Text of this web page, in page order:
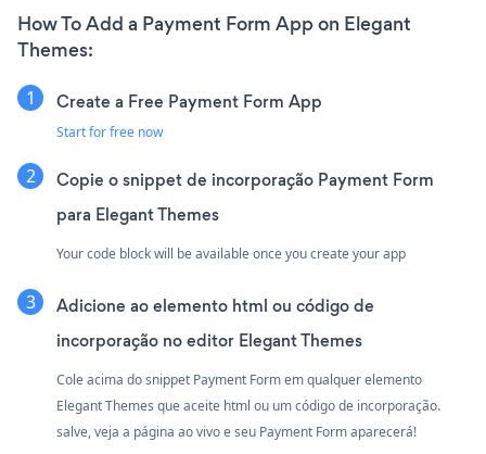
How To Add a Payment Form App on Elegant
Themes:
Create a Free Payment Form App
Start for free now
Copie o snippet de incorporação Payment Form
para Elegant Themes
Your code block will be available once you create your app
Adicione ao elemento html ou código de
incorporação no editor Elegant Themes
Cole acima do snippet Payment Form em qualquer elemento
Elegant Themes que aceite html ou um código de incorporação.
salve, veja a página ao vivo e seu Payment Form aparecerá!